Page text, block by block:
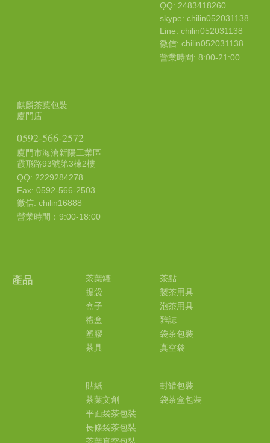
QQ: 2483418260
skype: chilin052031138
Line: chilin052031138
微信: chilin052031138
營業時間: 8:00-21:00
麒麟茶葉包裝
廈門店
0592-566-2572
廈門市海滄新陽工業區
霞飛路93號第3棟2樓
QQ: 2229284278
Fax: 0592-566-2503
微信: chilin16888
營業時間：9:00-18:00
產品
茶葉罐
提袋
盒子
禮盒
塑膠
茶具
茶點
製茶用具
泡茶用具
雜誌
袋茶包裝
真空袋
貼紙
茶葉文創
平面袋茶包裝
長條袋茶包裝
茶葉真空包裝
封罐包裝
袋茶盒包裝